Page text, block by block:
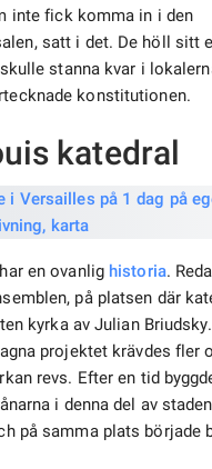
inte fick komma in i den
satt i det. De höll sitt
stanna kvar i
konstitutionen.
katedral
en ovanlig historia.
på platsen där
kyrka av Julian
projektet krävdes fler
revs. Efter en tid
i denna del av
på samma plats började